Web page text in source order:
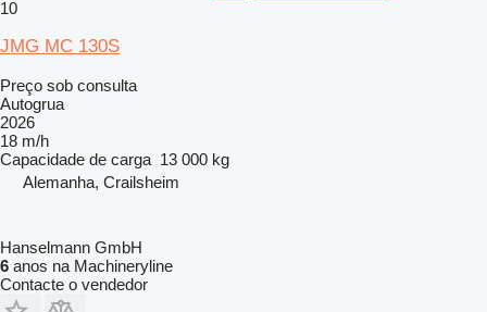
10
JMG MC 130S
Preço sob consulta
Autogrua
2026
18 m/h
Capacidade de carga 13 000 kg
Alemanha, Crailsheim
Hanselmann GmbH
6 anos na Machineryline
Contacte o vendedor